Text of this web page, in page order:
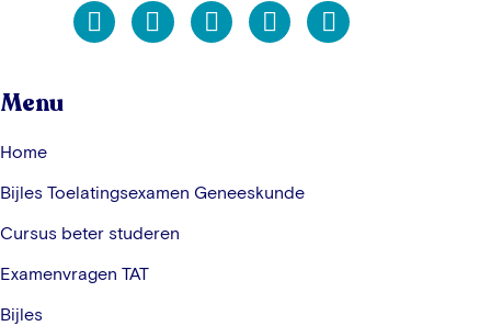
Menu
Home
Bijles Toelatingsexamen Geneeskunde
Cursus beter studeren
Examenvragen TAT
Bijles